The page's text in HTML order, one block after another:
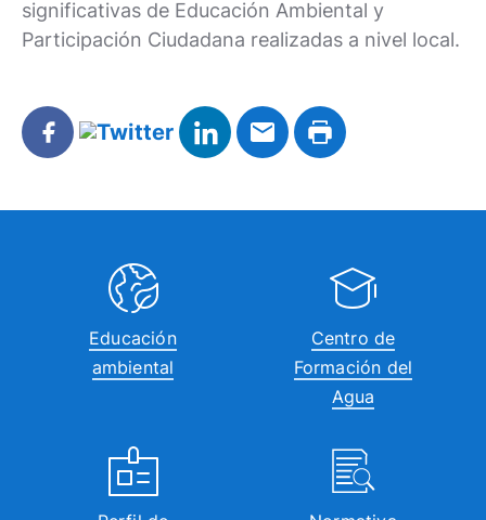
significativas de Educación Ambiental y
Participación Ciudadana realizadas a nivel local.
Educación
ambiental
Centro de
Formación del
Agua